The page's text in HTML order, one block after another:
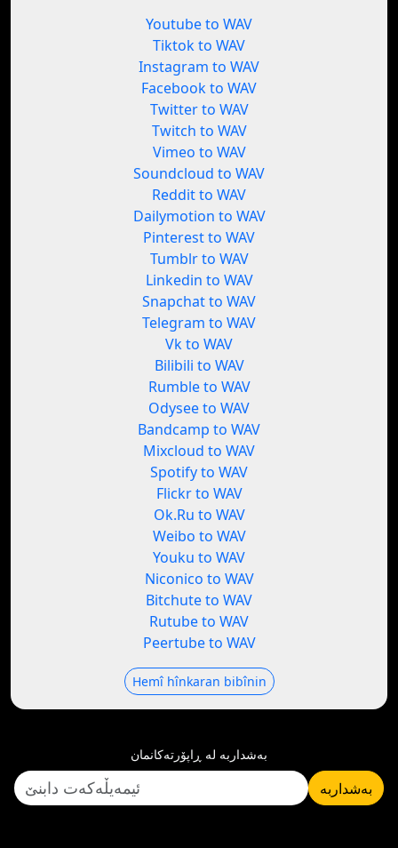
Youtube to WAV
Tiktok to WAV
Instagram to WAV
Facebook to WAV
Twitter to WAV
Twitch to WAV
Vimeo to WAV
Soundcloud to WAV
Reddit to WAV
Dailymotion to WAV
Pinterest to WAV
Tumblr to WAV
Linkedin to WAV
Snapchat to WAV
Telegram to WAV
Vk to WAV
Bilibili to WAV
Rumble to WAV
Odysee to WAV
Bandcamp to WAV
Mixcloud to WAV
Spotify to WAV
Flickr to WAV
Ok.Ru to WAV
Weibo to WAV
Youku to WAV
Niconico to WAV
Bitchute to WAV
Rutube to WAV
Peertube to WAV
Hemî hînkaran bibînin
بەشداربە لە ڕاپۆرتەکانمان
بەشداربە